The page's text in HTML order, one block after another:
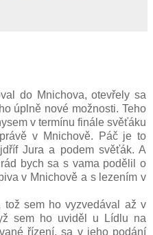
do Mnichova, otevřely sa
úplně nové možnosti. Teho
v termínu finále svěťáku
v Mnichově. Páč je to
Jura a podem svěťák. A
bych sa s vama podělil o
v Mnichově a s lezením v
tož sem ho vyzvedával až v
sem ho uviděl u Lídlu na
řízení, sa v jeho podání